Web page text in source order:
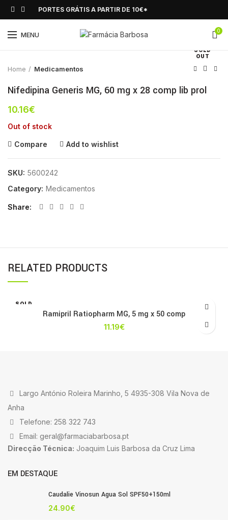
PORTES GRÁTIS A PARTIR DE 10€*
MENU 0
SOLD
OUT
Click to enlarge
Home Medicamentos
Nifedipina Generis MG, 60 mg x 28 comp lib prol
10.16€
Out of stock
Compare Add to wishlist
SKU: 5600242
Category: Medicamentos
Share
RELATED PRODUCTS
SOLD
Ramipril Ratiopharm MG, 5 mg x 50 comp
11.19€
Largo António Roleira Marinho, 5 4935-308 Vila Nova de
Anha
Telefone: 258 322 743
Email: geral@farmaciabarbosa.pt
Direcção Técnica: Joaquim Luis Barbosa da Cruz Lima
EM DESTAQUE
Caudalie Vinosun Agua Sol SPF50+150ml
24.90€